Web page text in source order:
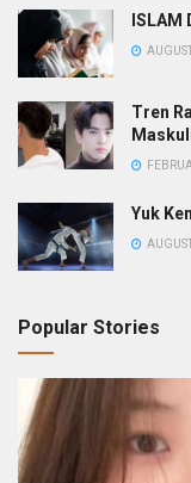
ISLAM
Tren
Yuk
Popular Stories